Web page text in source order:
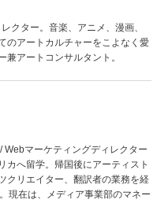
クター。音楽、アニメ、漫画、
のアートカルチャーをこよなく愛
アートコンサルタント。
Webマーケティングディレクター
カへ留学。帰国後にアーティスト
クリエイター、翻訳者の業務を経
現在は、メディア事業部のマネー